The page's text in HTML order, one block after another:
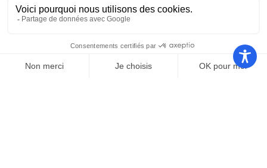
Nos autres sites